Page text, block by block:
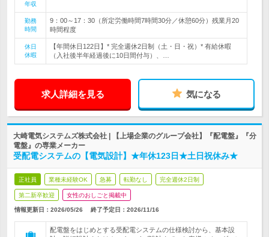
年収
勤務
時間
9：00～17：30（所定労働時間7時間30分／休憩60分）残業月20
時間程度
休日
休暇
【年間休日122日】* 完全週休2日制（土・日・祝）* 有給休暇
（入社後半年経過後に10日間付与）、…
求人詳細を見る 気になる
大崎電気システムズ株式会社 | 【上場企業のグループ会社】『配電盤』『分
電盤』の専業メーカー
受配電システムの【電気設計】★年休123日★土日祝休み★
正社員 業種未経験OK 急募 転勤なし 完全週休2日制
第二新卒歓迎 女性のおしごと掲載中
情報更新日：2026/05/26 終了予定日： 2026/11/16
配電盤をはじめとする受配電システムの仕様検討から、基本設